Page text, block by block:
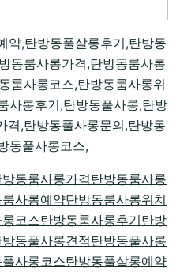
약,탄방동풀살롱후기,탄방동
동룸사롱가격,탄방동룸사롱
룸사롱코스,탄방동룸사롱위
사롱후기,탄방동풀사롱,탄방
격,탄방동풀사롱문의,탄방동
동풀사롱코스,
방동룸사롱가격탄방동룸사롱
사롱예약탄방동룸사롱위치
코스탄방동룸사롱후기탄방
방동풀사롱견적탄방동풀사롱
사롱코스탄방동풀살롱예약